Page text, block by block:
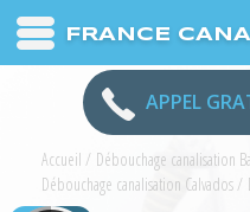
FRANCE
APPEL
Accueil / Débouchage canalisation
Débouchage canalisation Calvados/